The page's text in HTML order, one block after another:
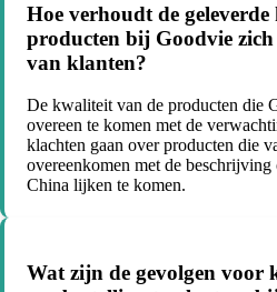
Hoe verhoudt de
producten bij Goodvie
van klanten?
De kwaliteit van de producten die
overeen te komen met de
klachten gaan over producten die
overeenkomen met de
China lijken te komen.
Wat zijn de gevolgen voor